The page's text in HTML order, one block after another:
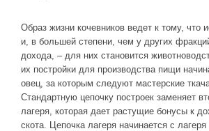
Образ жизни кочевников ведет к тому, что
и, в большей степени, чем у других
дохода, – для них становится
их постройки для производства пищи
овец, за которым следуют мастерские
Стандартную цепочку построек заменяет
лагеря, которая дает растущие бонусы к
скота. Цепочка лагеря начинается с лагеря